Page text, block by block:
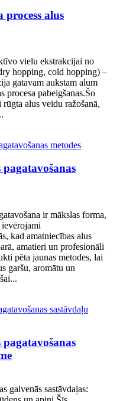
alus
vielu ekstrakcijai no
hopping, cold hopping) –
gatavam aukstam alum
procesa pabeigšanas.Šo
alus veidu ražošanā,
ir mākslas forma,
kad amatniecības alus
amatieri un profesionāli
pēta jaunas metodes, lai
garšu, aromātu un
galvenās sastāvdaļas: